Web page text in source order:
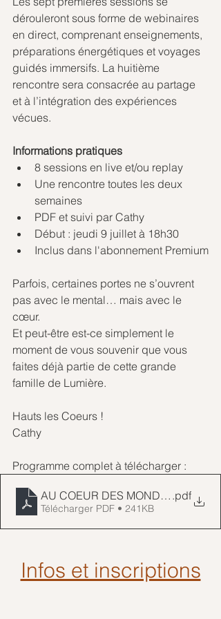
dérouleront sous forme de webinaires
en direct, comprenant enseignements,
préparations énergétiques et voyages
guidés immersifs. La huitième
rencontre sera consacrée au partage
et à l’intégration des expériences
vécues.
Informations pratiques
8 sessions en live et/ou replay
Une rencontre toutes les deux
semaines
PDF et suivi par Cathy
Début : jeudi 9 juillet à 18h30
Inclus dans l'abonnement Premium
Parfois, certaines portes ne s’ouvrent
pas avec le mental… mais avec le
cœur.
Et peut-être est-ce simplement le
moment de vous souvenir que vous
faites déjà partie de cette grande
famille de Lumière.
Hauts les Coeurs !
Cathy
Programme complet à télécharger :
AU COEUR DES MONDES .pdf
Télécharger PDF • 241KB
Infos et inscriptions